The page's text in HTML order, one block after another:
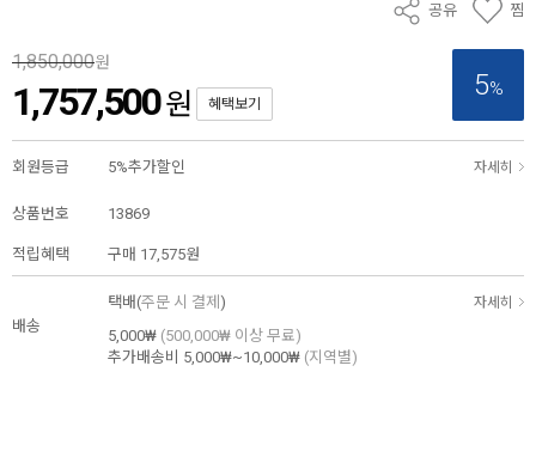
공유 찜
5%
1,850,000원
1,757,500원 혜택보기
회원등급 5%추가할인 자세히
상품번호 13869
적립혜택 구매 17,575원
배송
택배(주문 시 결제 ) 자세히
5,000₩ (500,000₩ 이상 무료)
추가배송비
5,000₩~10,000₩ (지역별)